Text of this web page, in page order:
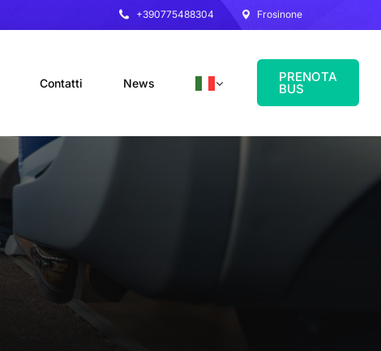
+390775488304 Frosinone
Contatti News PRENOTA
BUS